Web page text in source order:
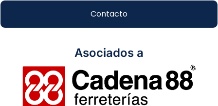
Contacto
Asociados a